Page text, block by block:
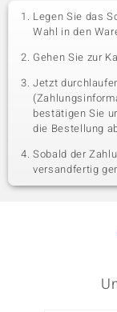
Legen Sie das
Wahl in den
Gehen Sie zur
Jetzt
bestätigen Sie
die Bestellung
Sobald der
versandfertig